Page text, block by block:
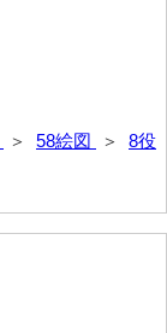
＞ 58絵図 ＞ 8役